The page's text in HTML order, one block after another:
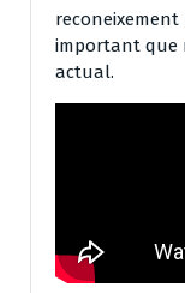
important que
actual.